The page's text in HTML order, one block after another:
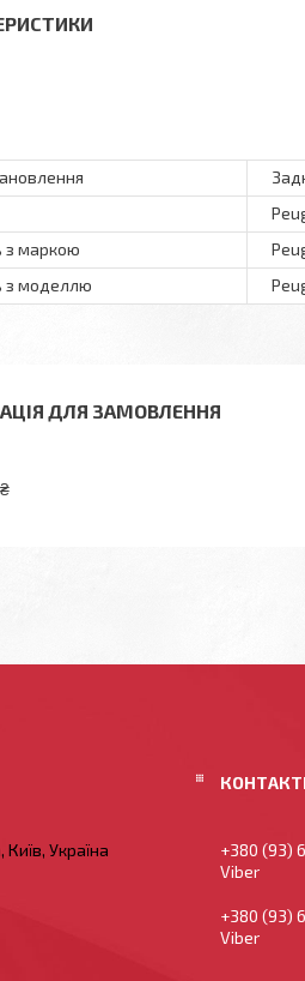
з маркою
з моделлю
ДЛЯ ЗАМОВЛЕННЯ
Україна
+380 (93)
Viber
+380 (93)
Viber